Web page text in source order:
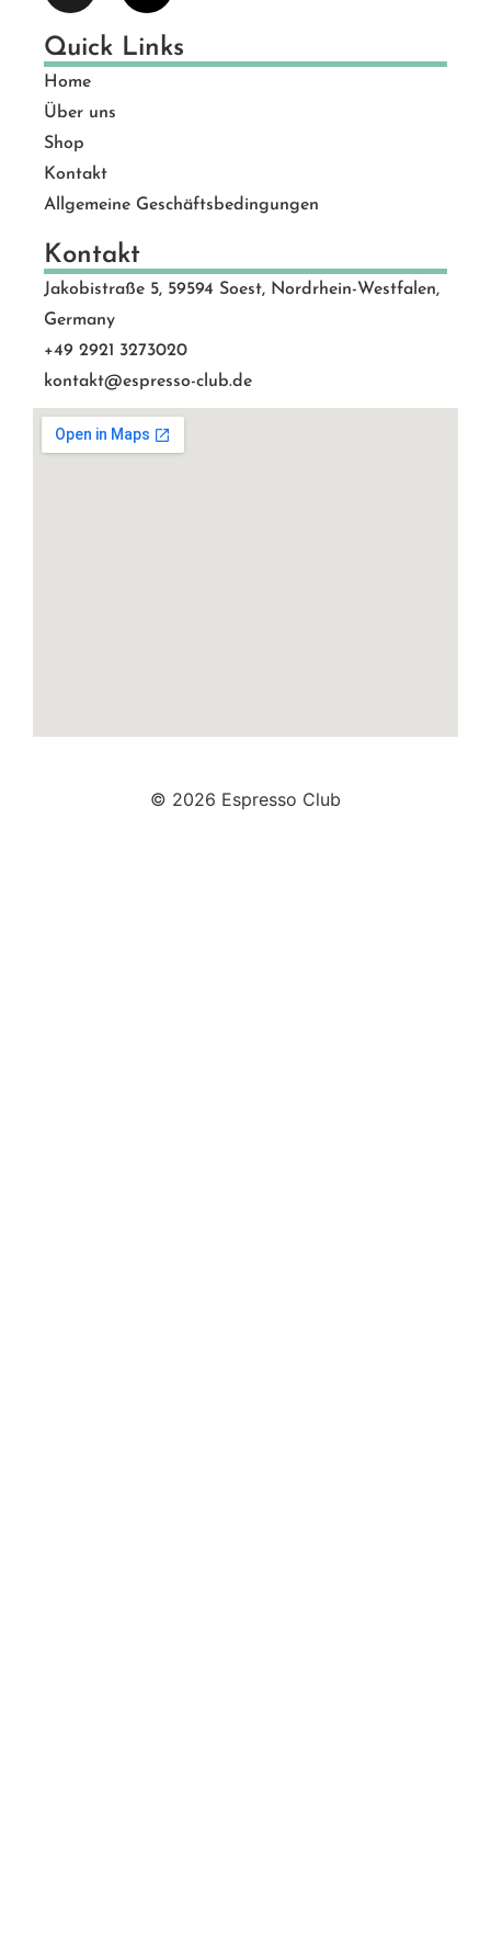
Quick Links
Home
Über uns
Shop
Kontakt
Allgemeine Geschäftsbedingungen
Kontakt
Jakobistraße 5, 59594 Soest, Nordrhein-Westfalen,
Germany
+49 2921 3273020
kontakt@espresso-club.de
© 2026 Espresso Club